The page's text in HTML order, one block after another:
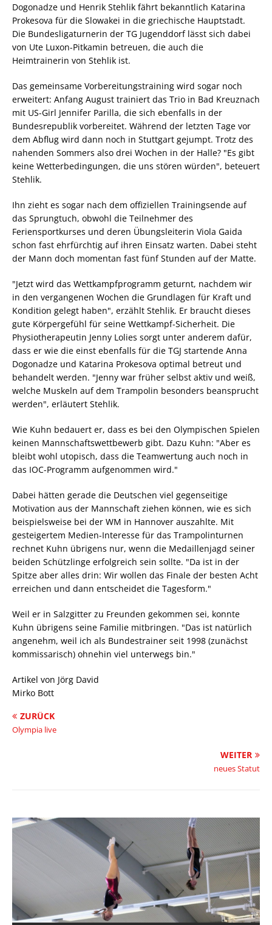
Dogonadze und Henrik Stehlik fährt bekanntlich Katarina
Prokesova für die Slowakei in die griechische Hauptstadt.
Die Bundesligaturnerin der TG Jugenddorf lässt sich dabei
von Ute Luxon-Pitkamin betreuen, die auch die
Heimtrainerin von Stehlik ist.
Das gemeinsame Vorbereitungstraining wird sogar noch
erweitert: Anfang August trainiert das Trio in Bad Kreuznach
mit US-Girl Jennifer Parilla, die sich ebenfalls in der
Bundesrepublik vorbereitet. Während der letzten Tage vor
dem Abflug wird dann noch in Stuttgart gejumpt. Trotz des
nahenden Sommers also drei Wochen in der Halle? "Es gibt
keine Wetterbedingungen, die uns stören würden", beteuert
Stehlik.
Ihn zieht es sogar nach dem offiziellen Trainingsende auf
das Sprungtuch, obwohl die Teilnehmer des
Feriensportkurses und deren Übungsleiterin Viola Gaida
schon fast ehrfürchtig auf ihren Einsatz warten. Dabei steht
der Mann doch momentan fast fünf Stunden auf der Matte.
"Jetzt wird das Wettkampfprogramm geturnt, nachdem wir
in den vergangenen Wochen die Grundlagen für Kraft und
Kondition gelegt haben", erzählt Stehlik. Er braucht dieses
gute Körpergefühl für seine Wettkampf-Sicherheit. Die
Physiotherapeutin Jenny Lolies sorgt unter anderem dafür,
dass er wie die einst ebenfalls für die TGJ startende Anna
Dogonadze und Katarina Prokesova optimal betreut und
behandelt werden. "Jenny war früher selbst aktiv und weiß,
welche Muskeln auf dem Trampolin besonders beansprucht
werden", erläutert Stehlik.
Wie Kuhn bedauert er, dass es bei den Olympischen Spielen
keinen Mannschaftswettbewerb gibt. Dazu Kuhn: "Aber es
bleibt wohl utopisch, dass die Teamwertung auch noch in
das IOC-Programm aufgenommen wird."
Dabei hätten gerade die Deutschen viel gegenseitige
Motivation aus der Mannschaft ziehen können, wie es sich
beispielsweise bei der WM in Hannover auszahlte. Mit
gesteigertem Medien-Interesse für das Trampolinturnen
rechnet Kuhn übrigens nur, wenn die Medaillenjagd seiner
beiden Schützlinge erfolgreich sein sollte. "Da ist in der
Spitze aber alles drin: Wir wollen das Finale der besten Acht
erreichen und dann entscheidet die Tagesform."
Weil er in Salzgitter zu Freunden gekommen sei, konnte
Kuhn übrigens seine Familie mitbringen. "Das ist natürlich
angenehm, weil ich als Bundestrainer seit 1998 (zunächst
kommissarisch) ohnehin viel unterwegs bin."
Artikel von Jörg David
Mirko Bott
ZURÜCK
Olympia live
WEITER
neues Statut